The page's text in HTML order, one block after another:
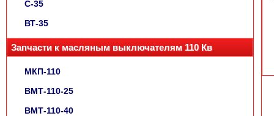
С-35
ВТ-35
Запчасти к масляным выключателям 110 Кв
МКП-110
ВМТ-110-25
ВМТ-110-40